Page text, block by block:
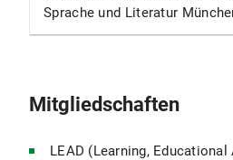
Sprache und Literatur
Mitgliedschaften
LEAD (Learning,